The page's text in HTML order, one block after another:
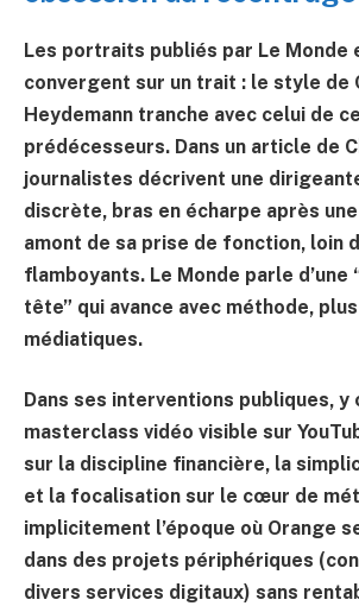
Les portraits publiés par Le Monde
convergent sur un trait : le style de
Heydemann tranche avec celui de
prédécesseurs. Dans un article de
journalistes décrivent une
discrète, bras en écharpe après
amont de sa prise de fonction, loin
flamboyants. Le Monde parle d’une
tête” qui avance avec méthode, plus
médiatiques.
Dans ses interventions publiques, y
masterclass vidéo visible sur
sur la discipline financière, la
et la focalisation sur le cœur de
implicitement l’époque où Orange
dans des projets périphériques
divers services digitaux) sans